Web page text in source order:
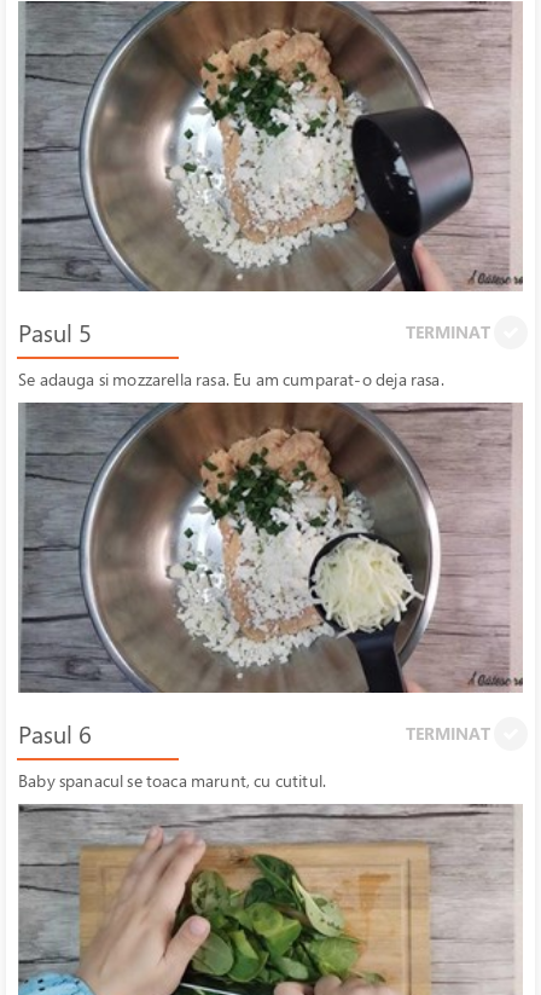
Pasul 5 TERMINAT
Se adauga si mozzarella rasa. Eu am cumparat-o deja rasa.
Pasul 6 TERMINAT
Baby spanacul se toaca marunt, cu cutitul.